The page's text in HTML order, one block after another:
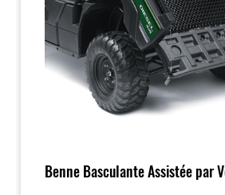
Benne Basculante Assistée par